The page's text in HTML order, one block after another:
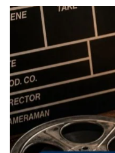
Recupera
tican News 👇
07/carmina-
espana-testimoni...
Foto
View on Facebook · Share